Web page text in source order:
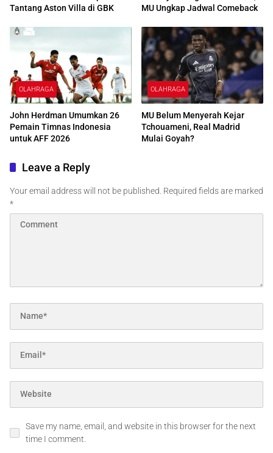
Tantang Aston Villa di GBK
MU Ungkap Jadwal Comeback
OLAHRAGA
John Herdman Umumkan 26
Pemain Timnas Indonesia
untuk AFF 2026
OLAHRAGA
MU Belum Menyerah Kejar
Tchouameni, Real Madrid
Mulai Goyah?
Leave a Reply
Your email address will not be published. Required fields are marked
*
Save my name, email, and website in this browser for the next
time I comment.